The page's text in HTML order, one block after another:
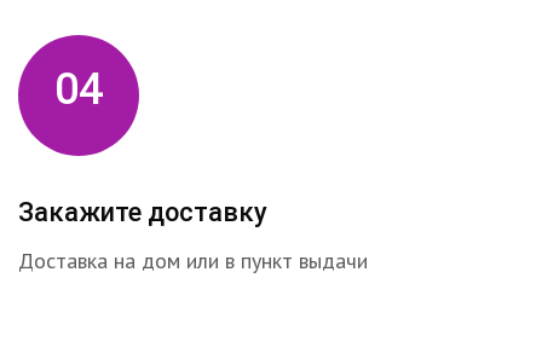
04
Закажите доставку
Доставка на дом или в пункт выдачи